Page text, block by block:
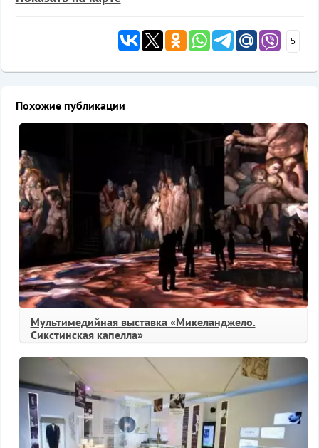
5
Похожие публикации
Мультимедийная выставка «Микеланджело.
Сикстинская капелла»